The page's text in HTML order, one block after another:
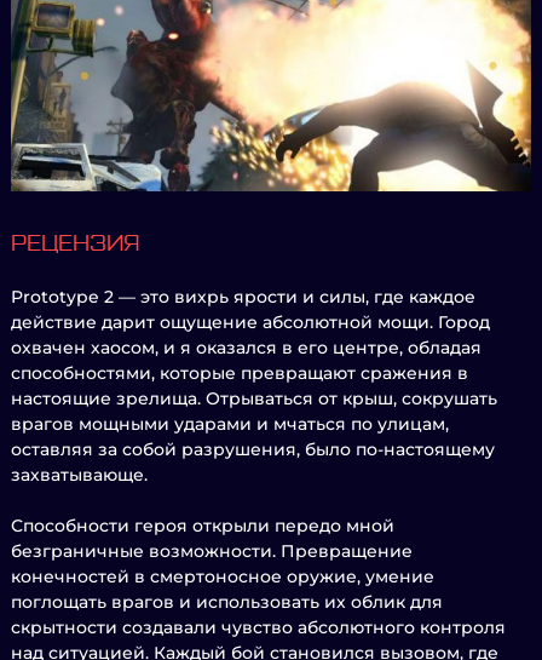
РЕЦЕНЗИЯ
Prototype 2 — это вихрь ярости и силы, где каждое
действие дарит ощущение абсолютной мощи. Город
охвачен хаосом, и я оказался в его центре, обладая
способностями, которые превращают сражения в
настоящие зрелища. Отрываться от крыш, сокрушать
врагов мощными ударами и мчаться по улицам,
оставляя за собой разрушения, было по-настоящему
захватывающе.
Способности героя открыли передо мной
безграничные возможности. Превращение
конечностей в смертоносное оружие, умение
поглощать врагов и использовать их облик для
скрытности создавали чувство абсолютного контроля
над ситуацией. Каждый бой становился вызовом, где